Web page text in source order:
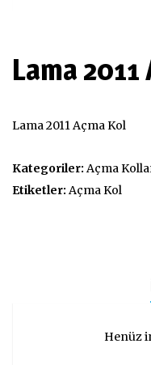
Lama 2011
Lama 2011 Açma Kol
Kategoriler: Açma
Etiketler: Açma Kol
Henüz